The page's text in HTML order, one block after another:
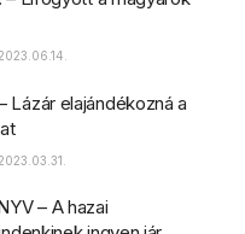
Lázár elajándékozná a
– A hazai